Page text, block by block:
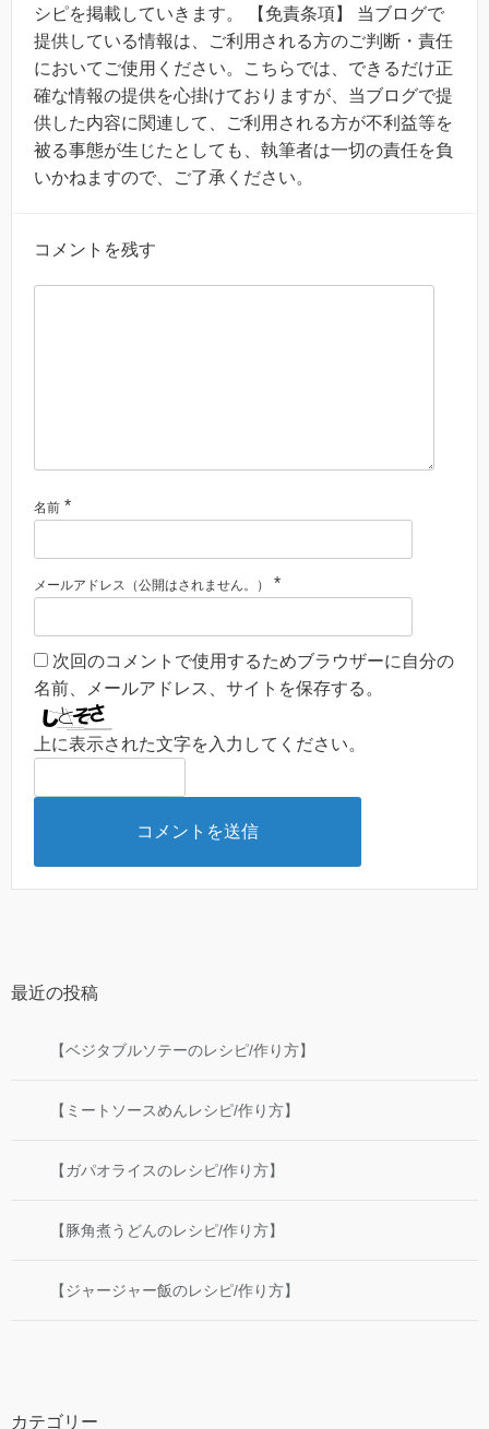
シピを掲載していきます。 【免責条項】 当ブログで
提供している情報は、ご利用される方のご判断・責任
においてご使用ください。こちらでは、できるだけ正
確な情報の提供を心掛けておりますが、当ブログで提
供した内容に関連して、ご利用される方が不利益等を
被る事態が生じたとしても、執筆者は一切の責任を負
いかねますので、ご了承ください。
コメントを残す
名前 *
メールアドレス（公開はされません。） *
次回のコメントで使用するためブラウザーに自分の
名前、メールアドレス、サイトを保存する。
上に表示された文字を入力してください。
最近の投稿
【ベジタブルソテーのレシピ/作り方】
【ミートソースめんレシピ/作り方】
【ガパオライスのレシピ/作り方】
【豚角煮うどんのレシピ/作り方】
【ジャージャー飯のレシピ/作り方】
カテゴリー